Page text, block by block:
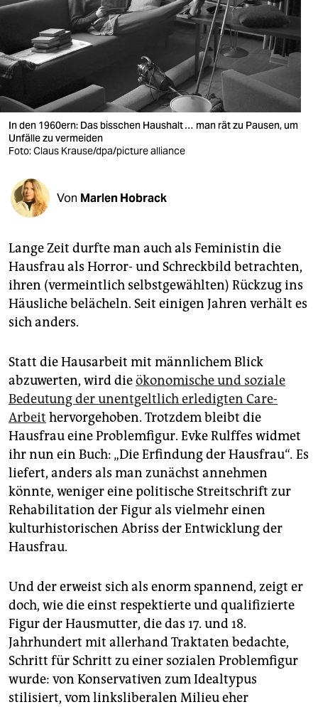
wahrheit
verlag
verlag
veranstaltungen
shop
fragen & hilfe
abo
genossenschaft
epaper login
In den 1960ern: Das bisschen Haushalt … man rät zu Pausen, um
Unfälle zu vermeiden
Foto: Claus Krause/dpa/picture alliance
Von Marlen Hobrack
Lange Zeit durfte man auch als Feministin die
Hausfrau als Horror- und Schreckbild betrachten,
ihren (vermeintlich selbstgewählten) Rückzug ins
Häusliche belächeln. Seit einigen Jahren verhält es
sich anders.
Statt die Hausarbeit mit männlichem Blick
abzuwerten, wird dieökonomische und soziale
Bedeutung der unentgeltlich erledigten Care-
Arbeit hervorgehoben. Trotzdem bleibt die
Hausfrau eine Problemfigur. Evke Rulffes widmet
ihr nun ein Buch: „Die Erfindung der Hausfrau“. Es
liefert, anders als man zunächst annehmen
könnte, weniger eine politische Streitschrift zur
Rehabilitation der Figur als vielmehr einen
kulturhistorischen Abriss der Entwicklung der
Hausfrau.
Und der erweist sich als enorm spannend, zeigt er
doch, wie die einst respektierte und qualifizierte
Figur der Hausmutter, die das 17. und 18.
Jahrhundert mit allerhand Traktaten bedachte,
Schritt für Schritt zu einer sozialen Problemfigur
wurde: von Konservativen zum Idealtypus
stilisiert, vom linksliberalen Milieu eher